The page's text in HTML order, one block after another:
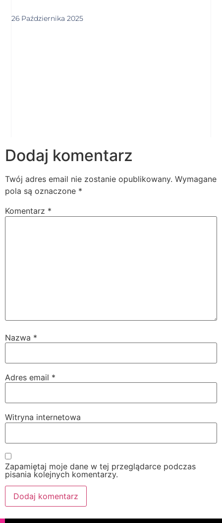
26 Października 2025
Dodaj komentarz
Twój adres email nie zostanie opublikowany. Wymagane
pola są oznaczone *
Komentarz *
Nazwa *
Adres email *
Witryna internetowa
Zapamiętaj moje dane w tej przeglądarce podczas
pisania kolejnych komentarzy.